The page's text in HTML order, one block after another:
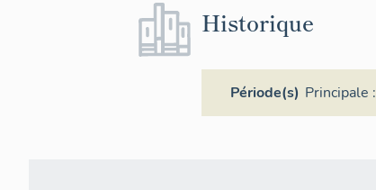
Historique
Période(s) Principale :